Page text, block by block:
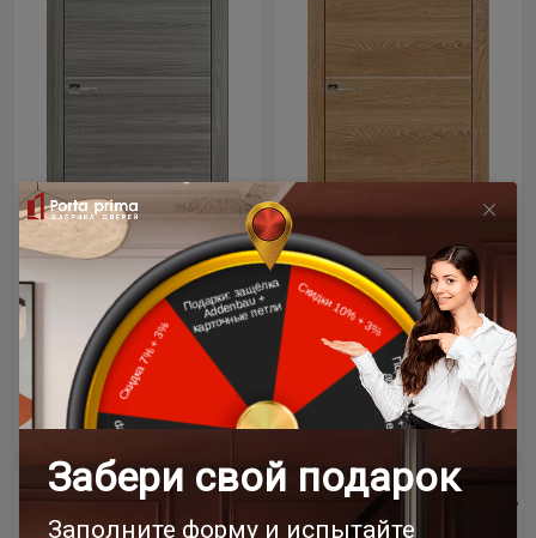
Цена за полотно
23 363 ₽
Цена за полотно
23 363 ₽
Межкомнатная дверь Межкомнатная дверь